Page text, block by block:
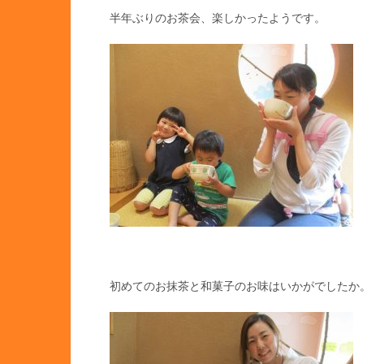
半年ぶりのお茶会、楽しかったようです。
初めてのお抹茶と和菓子のお味はいかがでしたか。